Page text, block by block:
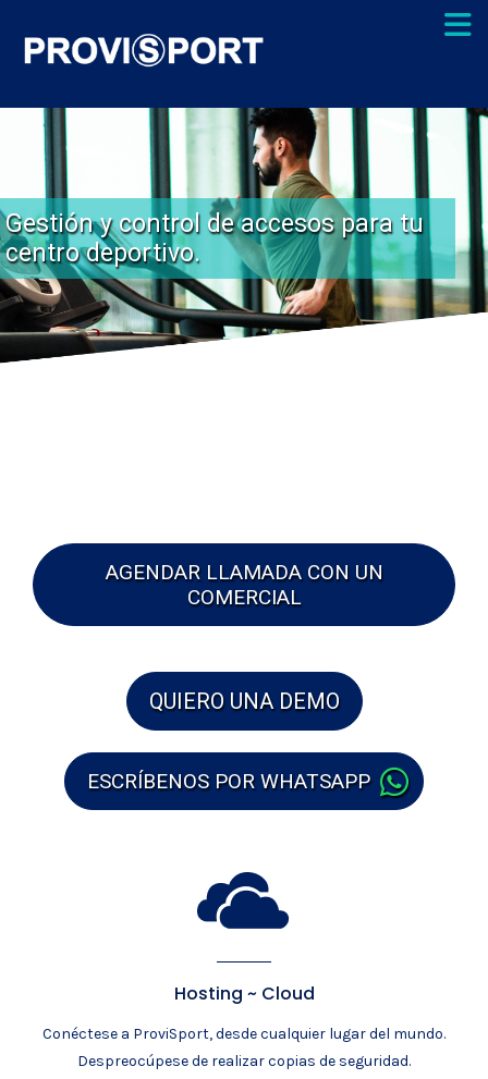
Gestión y control de accesos para tu
centro deportivo.
AGENDAR LLAMADA CON UN
COMERCIAL
QUIERO UNA DEMO
ESCRÍBENOS POR WHATSAPP
Hosting ~ Cloud
Conéctese a ProviSport, desde cualquier lugar del mundo.
Despreocúpese de realizar copias de seguridad.